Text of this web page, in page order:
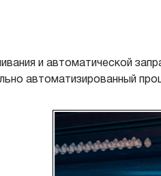
и автоматической
автоматизированный